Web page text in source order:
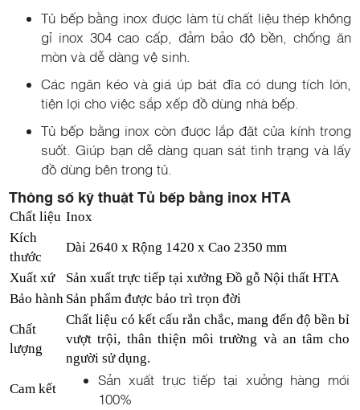
Tủ bếp bằng inox được làm từ chất liệu thép không
gỉ inox 304 cao cấp, đảm bảo độ bền, chống ăn
mòn và dễ dàng vệ sinh.
Các ngăn kéo và giá úp bát đĩa có dung tích lớn,
tiện lợi cho việc sắp xếp đồ dùng nhà bếp.
Tủ bếp bằng inox còn được lắp đặt cửa kính trong
suốt. Giúp bạn dễ dàng quan sát tình trạng và lấy
đồ dùng bên trong tủ.
Thông số kỹ thuật Tủ bếp bằng inox HTA
Chất liệu Inox
Kích
thước
Dài 2640 x Rộng 1420 x Cao 2350 mm
Xuất xứ
Sản xuất trực tiếp tại xưởng Đồ gỗ Nội thất HTA
Bảo hành Sản phẩm được bảo trì trọn đời
Chất
lượng
Chất liệu có kết cấu rắn chắc, mang đến độ bền bỉ
vượt trội, thân thiện môi trường và an tâm cho
người sử dụng.
Cam kết
Sản xuất trực tiếp tại xưởng hàng mới
100%